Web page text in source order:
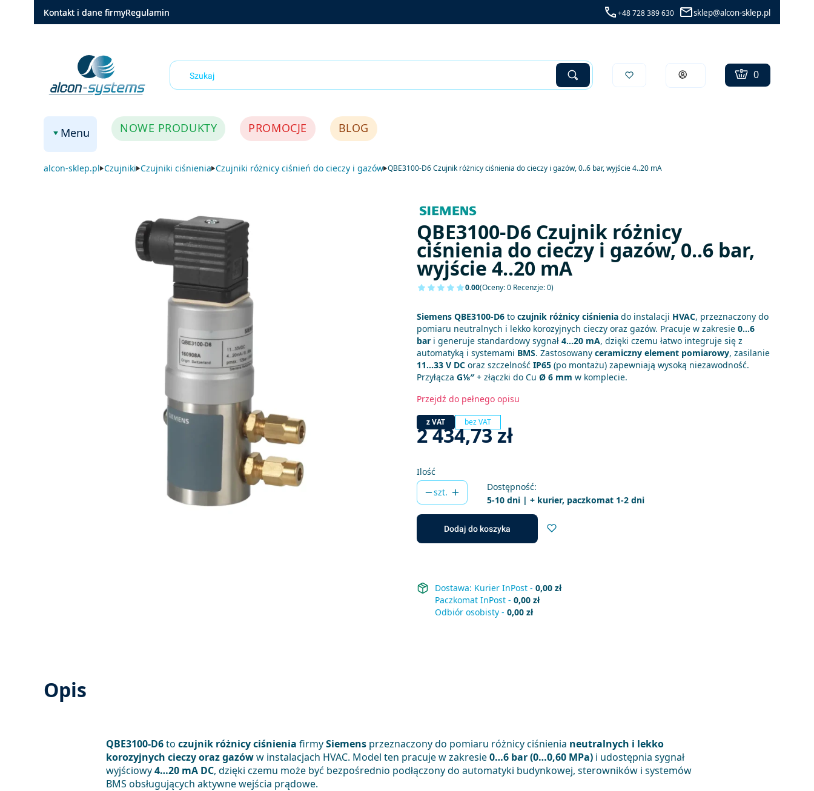
Kontakt i dane firmyRegulamin +48 728 389 630 sklep@alcon-sklep.pl
WyczyśćSzukaj Zaloguj się Produkty w
Koszyk
Menu NOWE PRODUKTY PROMOCJE BLOG
alcon-sklep.pl Czujniki Czujniki ciśnienia Czujniki różnicy ciśnień do cieczy i gazów QBE3100-D6 Czujnik różnicy ciśnienia do cieczy i gazów, 0..6 bar, wyjście 4..20 mA
QBE3100-D6 Czujnik różnicy
ciśnienia do cieczy i gazów, 0..6 bar,
wyjście 4..20 mA
0.00(Oceny: 0 Recenzje: 0)
Siemens QBE3100-D6 to czujnik różnicy ciśnienia do instalacji HVAC, przeznaczony do
pomiaru neutralnych i lekko korozyjnych cieczy oraz gazów. Pracuje w zakresie 0…6
bar i generuje standardowy sygnał 4…20 mA, dzięki czemu łatwo integruje się z
automatyką i systemami BMS. Zastosowany ceramiczny element pomiarowy, zasilanie
11…33 V DC oraz szczelność IP65 (po montażu) zapewniają wysoką niezawodność.
Przyłącza G⅛″+ złączki do Cu Ø 6 mm w komplecie.
Przejdź do pełnego opisu
z VAT bez VAT
Cena
2 434,73 zł
Ilość
szt.
Dostępność:
5-10 dni | + kurier, paczkomat 1-2 dni
Dodaj do koszyka
Dostawa: Kurier InPost - 0,00 zł
Paczkomat InPost - 0,00 zł
Odbiór osobisty - 0,00 zł
Opis
QBE3100-D6to czujnik różnicy ciśnienia firmySiemensprzeznaczony do pomiaru różnicy ciśnienia neutralnych i lekko
korozyjnych cieczy oraz gazóww instalacjach HVAC. Model ten pracuje w zakresie0…6 bar (0…0,60 MPa)i udostępnia sygnał
wyjściowy4…20 mA DC, dzięki czemu może być bezpośrednio podłączony do automatyki budynkowej, sterowników i systemów
BMS obsługujących aktywne wejścia prądowe.